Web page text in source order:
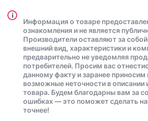
i
Информация о товаре
ознакомления и не является
Производители оставляют за
внешний вид, характеристики и
предварительно не уведомляя
потребителей. Просим вас
данному факту и заранее приносим
возможные неточности в описании
товара. Будем благодарны вам за
ошибках — это поможет сделать
точнее!